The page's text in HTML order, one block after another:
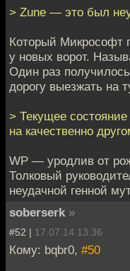
> Zune — это был
Который Микрософт
у новых ворот.
Один раз
дорогу выезжать на
> Текущее
на качественно
WP — уродлив от
Толковый
неудачной генной
soberserk »
#52 | 17.07.14 13:36
Кому: bqbr0, #50